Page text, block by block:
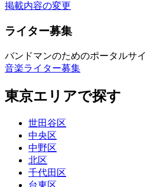
掲載内容の変更
ライター募集
バンドマンのためのポータルサ
音楽ライター募集
東京エリアで探す
世田谷区
中央区
中野区
北区
千代田区
台東区